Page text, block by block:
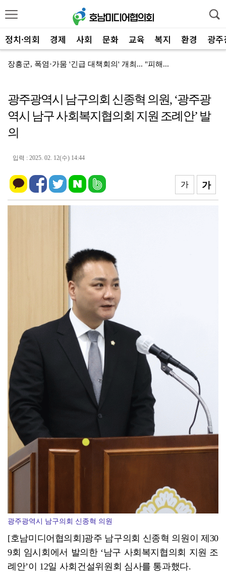
정치·의회 경제 사회 문화 교육 복지 환경 광
장흥군, 폭염·가뭄 '긴급 대책회의' 개최... "피해...
전남광주특별시, 해남 '400MW 태양광' 착공…SK하...
전남광주특별시 '폭염 비상', 온열질환 고위험군 특별 ...
광양시 광영도서관, "AI 작가" 길 위의 인문학
㈜신진기업, 광양사랑상품권 2,100만 원 '통큰' 구...
영암 가뭄 '비상'… 서삼석 농해수위원장, 현장 점검
광주광역시 남구의회 신종혁 의원, ‘광주광
역시 남구 사회복지협의회 지원 조례안’ 발
의
입력 : 2025. 02. 12(수) 14:44
가
가
광주광역시 남구의회 신종혁 의원
[호남미디어협의회]광주 남구의회 신종혁 의원이 제30
9회 임시회에서 발의한 ‘남구 사회복지협의회 지원 조
례안’이 12일 사회건설위원회 심사를 통과했다.